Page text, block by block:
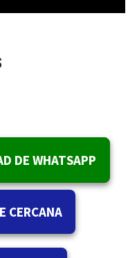
DE WHATSAPP
CERCANA